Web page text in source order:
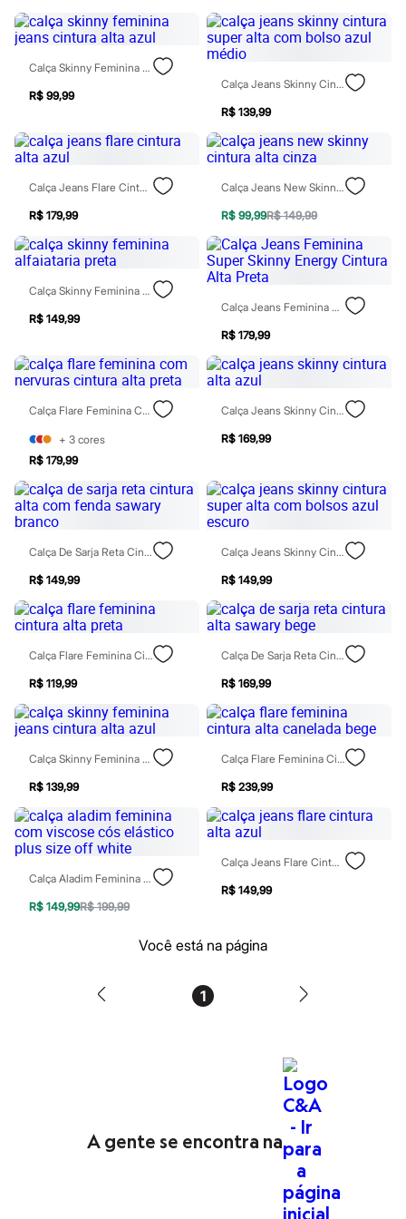
Rasteirinhas
Sandálias
Tênis
Diversão
Marcas
Baby Club
Palomino
Moda íntima
Cuecas
Meias
Pijamas
Moda praia
Biquínis e Maiôs
Blusas de proteção
Sungas
Bluey
Hello Kitty
Homem Aranha
Minecraft
Naruto
Patrulha Canina
Sonic
Stitch
Beleza
Kits
Perfumes árabes
Novidades
Condicionador
Finalizadores
Shampoo
Tratamento
Cuidados com o corpo
Hidratante
Protetor solar
Tratamento
Esfoliante
Hidratante
Tônicos
Maquiagens
Base
Batom
Blush
Corretivo
Gloss
Pó facial
Al Wataniah
Carolina Herrera
Calça Skinny Feminina Jeans Cintura Alta Azul
R$ 99,99
Calça Jeans Skinny Cintura Super Alta Com Bolso Azul Médio
R$ 139,99
Calça Jeans Flare Cintura Alta Azul
R$ 179,99
Calça Jeans New Skinny Cintura Alta Cinza
R$ 99,99R$ 149,99
Calça Skinny Feminina Alfaiataria Preta
R$ 149,99
Calça Jeans Feminina Super Skinny Energy Cintura Alta Preta
R$ 179,99
Calça Flare Feminina Com Nervuras Cintura Alta Preta
+ 3 cores
R$ 179,99
Calça Jeans Skinny Cintura Alta Azul
R$ 169,99
Calça De Sarja Reta Cintura Alta Com Fenda Sawary Branco
R$ 149,99
Calça Jeans Skinny Cintura Super Alta Com Bolsos Azul Escuro
R$ 149,99
Calça Flare Feminina Cintura Alta Preta
R$ 119,99
Calça De Sarja Reta Cintura Alta Sawary Bege
R$ 169,99
Calça Skinny Feminina Jeans Cintura Alta Azul
R$ 139,99
Calça Flare Feminina Cintura Alta Canelada Bege
R$ 239,99
Calça Aladim Feminina Com Viscose Cós Elástico Plus Size Off White
R$ 149,99R$ 199,99
Calça Jeans Flare Cintura Alta Azul
R$ 149,99
Você está na página
1
A gente se encontra na